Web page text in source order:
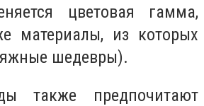
цветовая гамма,
материалы, из которых
шедевры).
также предпочитают